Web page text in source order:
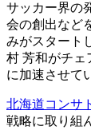
サッカー界の
会の創出など
みがスタート
村 芳和がチェ
に加速させて
北海道コンサ
戦略に取り組